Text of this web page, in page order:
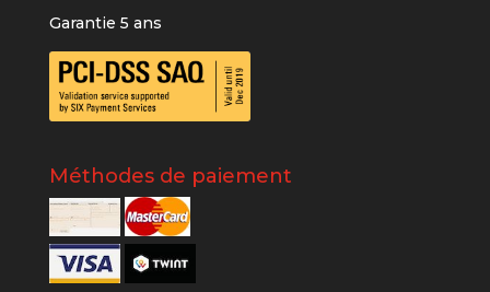
Garantie 5 ans
Méthodes de paiement